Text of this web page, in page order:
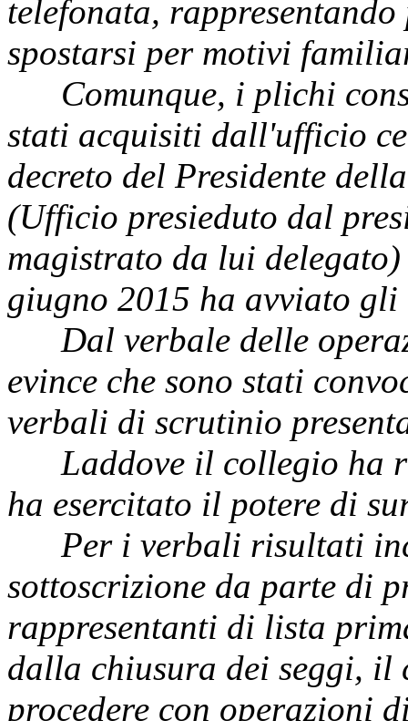
telefonata,
spostarsi per motivi
Comunque, i plichi
stati acquisiti dall'ufficio
decreto del Presidente
(Ufficio presieduto dal
magistrato da lui
giugno 2015 ha avviato gli
Dal verbale delle
evince che sono stati
verbali di scrutinio
Laddove il collegio ha
ha esercitato il potere di
Per i verbali risultati
sottoscrizione da parte di
rappresentanti di lista
dalla chiusura dei seggi,
procedere con operazioni